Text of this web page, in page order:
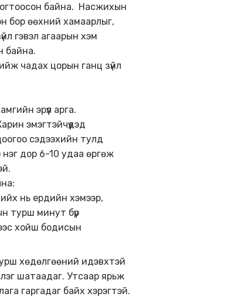
байна. Насжихын
бор өөхний хамаарлыг,
гэвэл агаарын хэм
байна.
чадах цорын ганц зүйл
эрүүл арга.
эмэгтэйчүүдэд
сэдээхийн тулд
дор 6-10 удаа өргөж
нь ердийн хэмээр,
турш минут бүр
хойш бодисын
хөдөлгөөний идэвхтэй
шатаадаг. Утсаар ярьж
гаргадаг байх хэрэгтэй.